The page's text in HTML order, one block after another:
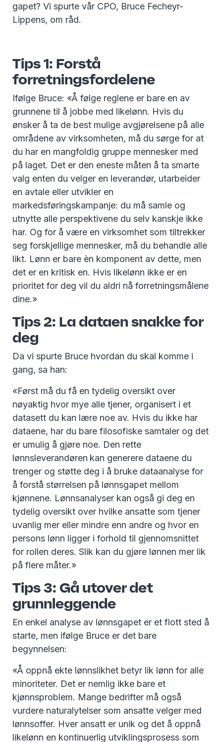
gapet? Vi spurte vår CPO, Bruce Fecheyr-
Lippens, om råd.
Tips 1: Forstå
forretningsfordelene
Ifølge Bruce: «Å følge reglene er bare en av
grunnene til å jobbe med likelønn. Hvis du
ønsker å ta de best mulige avgjørelsene på alle
områdene av virksomheten, må du sørge for at
du har en mangfoldig gruppe mennesker med
på laget. Det er den eneste måten å ta smarte
valg enten du velger en leverandør, utarbeider
en avtale eller utvikler en
markedsføringskampanje: du må samle og
utnytte alle perspektivene du selv kanskje ikke
har. Og for å være en virksomhet som tiltrekker
seg forskjellige mennesker, må du behandle alle
likt. Lønn er bare èn komponent av dette, men
det er en kritisk en. Hvis likelønn ikke er en
prioritet for deg vil du aldri nå forretningsmålene
dine.»
Tips 2: La dataen snakke for
deg
Da vi spurte Bruce hvordan du skal komme i
gang, sa han:
«Først må du få en tydelig oversikt over
nøyaktig hvor mye alle tjener, organisert i et
datasett du kan lære noe av. Hvis du ikke har
dataene, har du bare filosofiske samtaler og det
er umulig å gjøre noe. Den rette
lønnsleverandøren kan generere dataene du
trenger og støtte deg i å bruke dataanalyse for
å forstå størrelsen på lønnsgapet mellom
kjønnene. Lønnsanalyser kan også gi deg en
tydelig oversikt over hvilke ansatte som tjener
uvanlig mer eller mindre enn andre og hvor en
persons lønn ligger i forhold til gjennomsnittet
for rollen deres. Slik kan du gjøre lønnen mer lik
på flere måter.»
Tips 3: Gå utover det
grunnleggende
En enkel analyse av lønnsgapet er et flott sted å
starte, men ifølge Bruce er det bare
begynnelsen:
«Å oppnå ekte lønnslikhet betyr lik lønn for alle
minoriteter. Det er nemlig ikke bare et
kjønnsproblem. Mange bedrifter må også
vurdere naturalytelser som ansatte velger med
lønnsoffer. Hver ansatt er unik og det å oppnå
likelønn en kontinuerlig utviklingsprosess som